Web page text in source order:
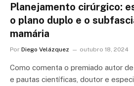
Planejamento cirúrgico:
o plano duplo e o
mamária
Por Diego Velázquez outubro 18, 2024
Como comenta o premiado autor
e pautas científicas, doutor e